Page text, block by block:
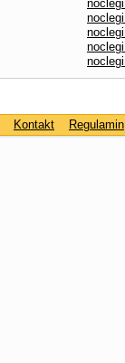
Kontakt Regulamin